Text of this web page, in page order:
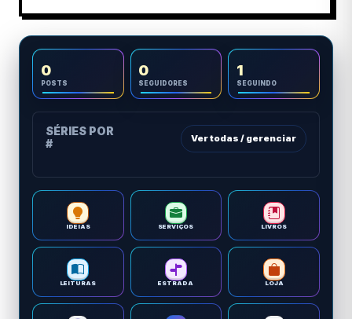
0
POSTS
0
SEGUIDORES
1
SEGUINDO
SÉRIES POR
#
Ver todas / gerenciar
IDEIAS SERVIÇOS LIVROS
LEITURAS ESTRADA LOJA